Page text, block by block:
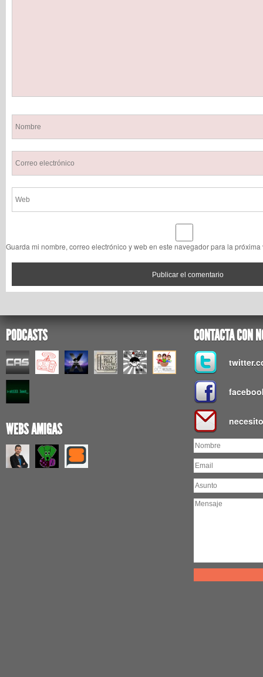
Guarda mi nombre, correo electrónico y web en este navegador para la
PODCASTS
WEBS AMIGAS
CONTACTA CON